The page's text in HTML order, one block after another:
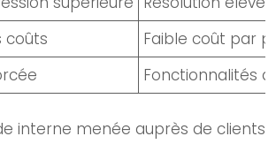
coûts
Faible coût par
Fonctionnalités
interne menée auprès de clients